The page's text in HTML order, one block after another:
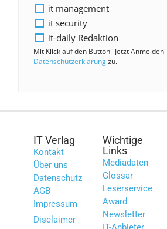
it management
it security
it-daily Redaktion
Mit Klick auf den Button "Jetzt
Datenschutzerklärungzu.
IT Verlag
Kontakt
Über uns
Datenschutz
AGB
Impressum
Disclaimer
Wichtige
Links
Mediadaten
Glossar
Leserservice
Award
Newsletter